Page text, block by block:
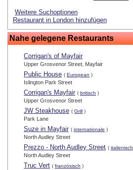
Weitere Suchoptionen
Restaurant in London hinzufügen
Nahe gelegene Restaurants
Corrigan's of Mayfair
Upper Grosvenor Street, Mayfair
Public House ( European )
Islington Park Street
Corrigan's Mayfair ( britisch )
Upper Grosvenor Street
JW Steakhouse ( Grill )
Park Lane
Suze in Mayfair ( internationale )
North Audley Street
Prezzo - North Audley Street ( italienisch
North Audley Street
Truc Vert ( französisch )